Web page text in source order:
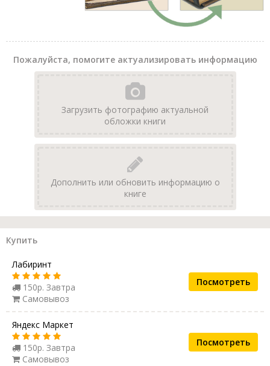
Пожалуйста, помогите актуализировать информацию
Загрузить фотографию актуальной
обложки книги
Дополнить или обновить информацию о
книге
Купить
Лабиринт
150р. Завтра
Самовывоз
Посмотреть
Яндекс Маркет
150р. Завтра
Самовывоз
Посмотреть